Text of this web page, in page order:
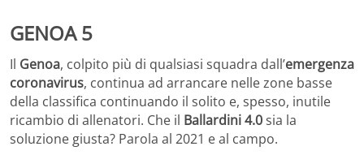
GENOA 5
Il Genoa, colpito più di qualsiasi squadra dall’emergenza
coronavirus, continua ad arrancare nelle zone basse
della classifica continuando il solito e, spesso, inutile
ricambio di allenatori. Che il Ballardini 4.0sia la
soluzione giusta? Parola al 2021 e al campo.